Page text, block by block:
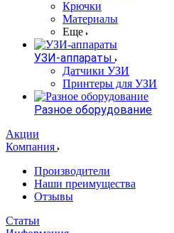
Крючки
Материалы
Еще
УЗИ-аппараты
Датчики УЗИ
Принтеры для УЗИ
Разное оборудование
Акции
Компания
Производители
Наши преимущества
Отзывы
Статьи